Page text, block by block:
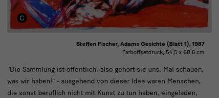
text1
"Die Sammlung ist öffentlich, also gehört sie uns. Mal schauen,
was wir haben!" - ausgehend von dieser Idee waren Menschen,
die sonst beruflich nicht mit Kunst zu tun haben, eingeladen,
Steffen Fischer, Adams Gesichte (Blatt 1), 1987
Farboffsetdruck, 54,5 x 68,6 cm